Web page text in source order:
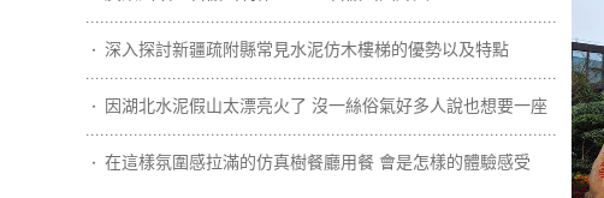
深入探討新疆疏附縣常見水泥仿木樓梯的優勢以及特點
因湖北水泥假山太漂亮火了 沒一絲俗氣好多人說也想要一座
在這樣氛圍感拉滿的仿真樹餐廳用餐 會是怎樣的體驗感受